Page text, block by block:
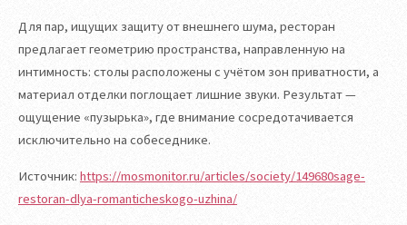
Для пар, ищущих защиту от внешнего шума, ресторан
предлагает геометрию пространства, направленную на
интимность: столы расположены с учётом зон приватности, а
материал отделки поглощает лишние звуки. Результат —
ощущение «пузырька», где внимание сосредотачивается
исключительно на собеседнике.
Источник: https://mosmonitor.ru/articles/society/149680sage-
restoran-dlya-romanticheskogo-uzhina/